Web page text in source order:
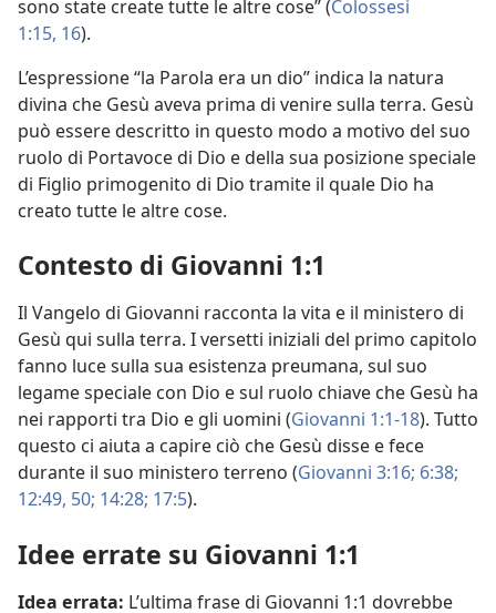
sono state create tutte le altre cose” (Colossesi
1:15, 16).
L’espressione “la Parola era un dio” indica la natura
divina che Gesù aveva prima di venire sulla terra. Gesù
può essere descritto in questo modo a motivo del suo
ruolo di Portavoce di Dio e della sua posizione speciale
di Figlio primogenito di Dio tramite il quale Dio ha
creato tutte le altre cose.
Contesto di Giovanni 1:1
Il Vangelo di Giovanni racconta la vita e il ministero di
Gesù qui sulla terra. I versetti iniziali del primo capitolo
fanno luce sulla sua esistenza preumana, sul suo
legame speciale con Dio e sul ruolo chiave che Gesù ha
nei rapporti tra Dio e gli uomini (Giovanni 1:1-18). Tutto
questo ci aiuta a capire ciò che Gesù disse e fece
durante il suo ministero terreno (Giovanni 3:16; 6:38;
12:49, 50; 14:28; 17:5).
Idee errate su Giovanni 1:1
Idea errata: L’ultima frase di Giovanni 1:1 dovrebbe